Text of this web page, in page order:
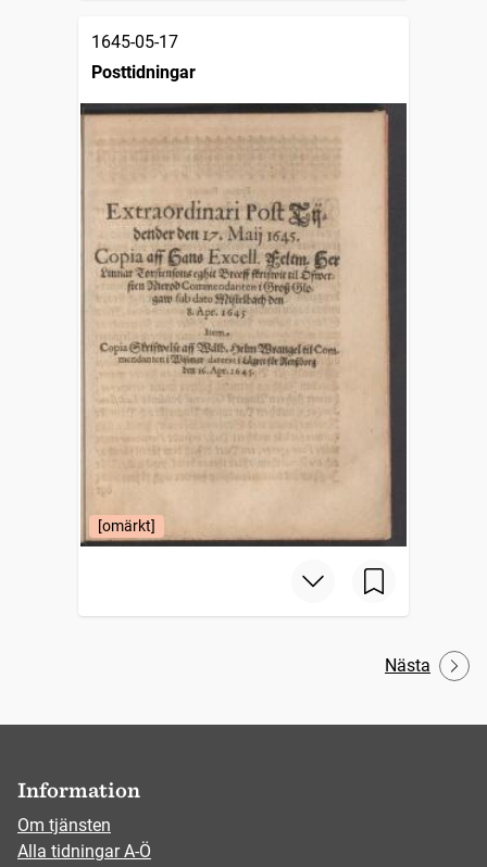
1645-05-17
Posttidningar
[omärkt]
Nästa
Information
Om tjänsten
Alla tidningar A-Ö